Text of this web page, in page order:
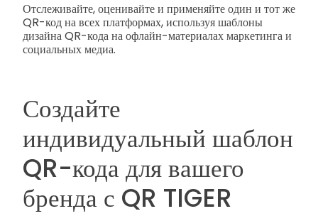
Отслеживайте, оценивайте и применяйте один и тот же
QR-код на всех платформах, используя шаблоны
дизайна QR-кода на офлайн-материалах маркетинга и
социальных медиа.
Создайте
индивидуальный шаблон
QR-кода для вашего
бренда с QR TIGER